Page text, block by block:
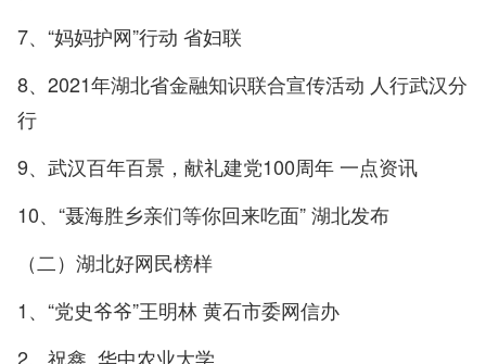
7、“妈妈护网”行动 省妇联
8、2021年湖北省金融知识联合宣传活动 人行武汉分
行
9、武汉百年百景，献礼建党100周年 一点资讯
10、“聂海胜乡亲们等你回来吃面” 湖北发布
（二）湖北好网民榜样
1、“党史爷爷”王明林 黄石市委网信办
2、祝鑫 华中农业大学